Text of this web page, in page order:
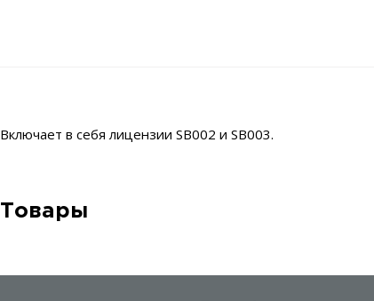
Включает в себя лицензии SB002 и SB003.
Товары